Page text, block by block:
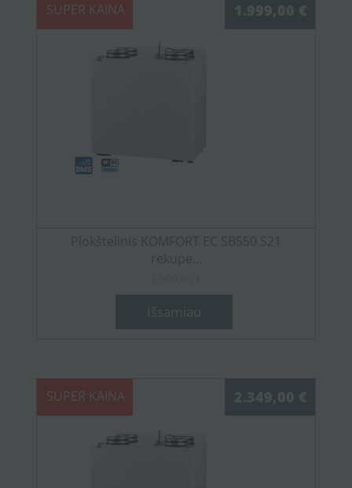
SUPER KAINA 1.999,00 €
Plokštelinis KOMFORT EC SB550 S21
rekupe...
Išsamiau
SUPER KAINA 2.349,00 €